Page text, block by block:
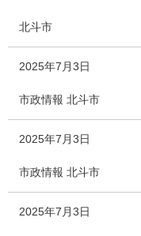
北斗市
2025年7月3日
市政情報 北斗市
2025年7月3日
市政情報 北斗市
2025年7月3日